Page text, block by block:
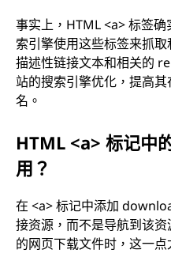
事实上，HTML <a> 标签
索引擎使用这些标签来抓
描述性链接文本和相关的
站的搜索引擎优化，提高
名。
HTML <a> 标记中
用？
在 <a> 标记中添加
接资源，而不是导航到该
的网页下载文件时，这一点